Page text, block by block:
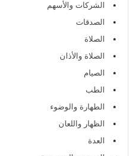
الشركات والأسهم
الصدقات
الصلاة
الصلاة والأذان
الصيام
الطب
الطهارة والوضوء
الظهار واللعان
العدة